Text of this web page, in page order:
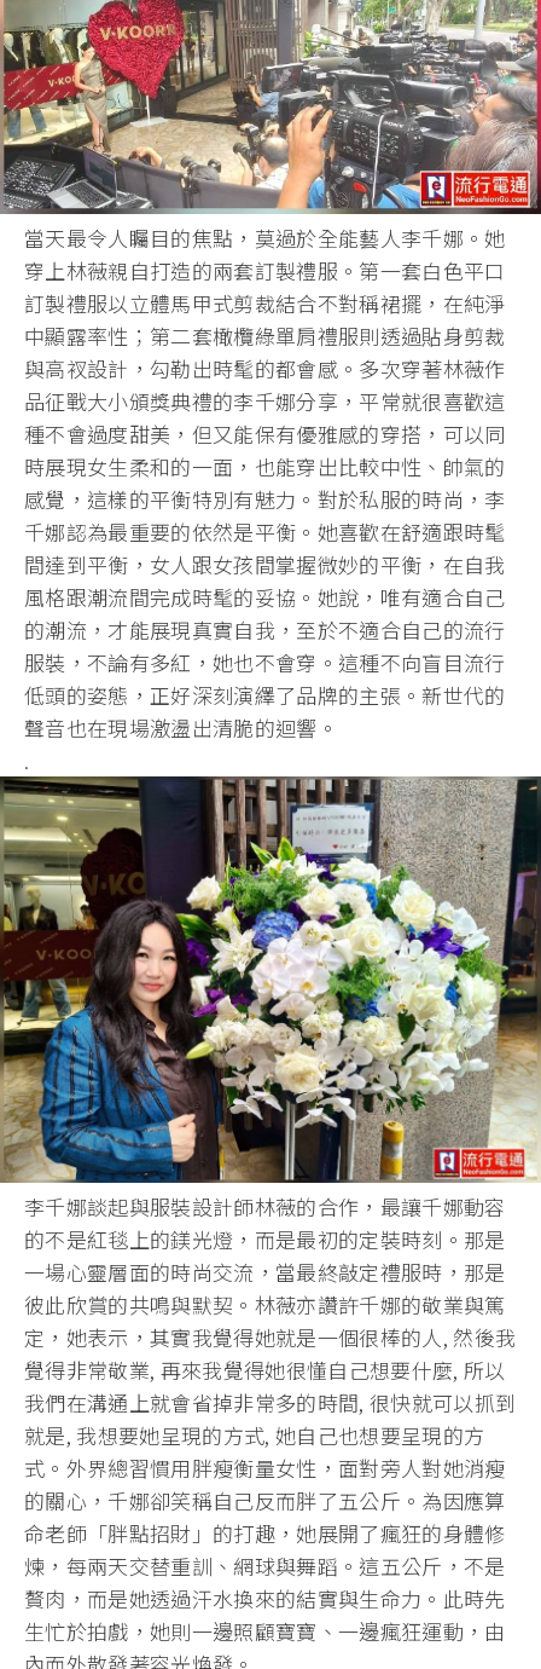
當天最令人矚目的焦點，莫過於全能藝人李千娜。她
穿上林薇親自打造的兩套訂製禮服。第一套白色平口
訂製禮服以立體馬甲式剪裁結合不對稱裙擺，在純淨
中顯露率性；第二套橄欖綠單肩禮服則透過貼身剪裁
與高衩設計，勾勒出時髦的都會感。多次穿著林薇作
品征戰大小頒獎典禮的李千娜分享，平常就很喜歡這
種不會過度甜美，但又能保有優雅感的穿搭，可以同
時展現女生柔和的一面，也能穿出比較中性、帥氣的
感覺，這樣的平衡特別有魅力。對於私服的時尚，李
千娜認為最重要的依然是平衡。她喜歡在舒適跟時髦
間達到平衡，女人跟女孩間掌握微妙的平衡，在自我
風格跟潮流間完成時髦的妥協。她說，唯有適合自己
的潮流，才能展現真實自我，至於不適合自己的流行
服裝，不論有多紅，她也不會穿。這種不向盲目流行
低頭的姿態，正好深刻演繹了品牌的主張。新世代的
聲音也在現場激盪出清脆的迴響。
.
李千娜談起與服裝設計師林薇的合作，最讓千娜動容
的不是紅毯上的鎂光燈，而是最初的定裝時刻。那是
一場心靈層面的時尚交流，當最終敲定禮服時，那是
彼此欣賞的共鳴與默契。林薇亦讚許千娜的敬業與篤
定，她表示，其實我覺得她就是一個很棒的人, 然後我
覺得非常敬業, 再來我覺得她很懂自己想要什麼, 所以
我們在溝通上就會省掉非常多的時間, 很快就可以抓到
就是, 我想要她呈現的方式, 她自己也想要呈現的方
式。外界總習慣用胖瘦衡量女性，面對旁人對她消瘦
的關心，千娜卻笑稱自己反而胖了五公斤。為因應算
命老師「胖點招財」的打趣，她展開了瘋狂的身體修
煉，每兩天交替重訓、網球與舞蹈。這五公斤，不是
贅肉，而是她透過汗水換來的結實與生命力。此時先
生忙於拍戲，她則一邊照顧寶寶、一邊瘋狂運動，由